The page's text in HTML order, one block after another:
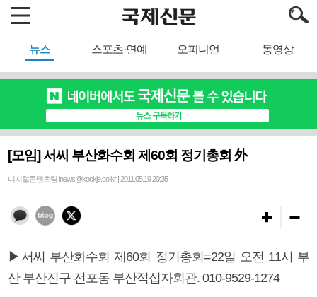
뉴스 스포츠·연예 오피니언 동영상
[모임] 서씨 부산화수회 제60회 정기총회 外
디지털콘텐츠팀 inews@kookje.co.kr | 2011.05.19 20:35
▶서씨 부산화수회 제60회 정기총회=22일 오전 11시 부
산 부산진구 전포동 부산적십자회관. 010-9529-1274